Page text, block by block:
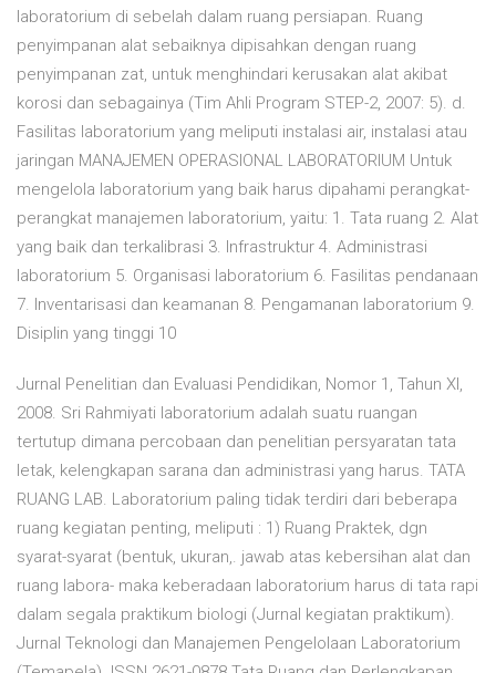
laboratorium di sebelah dalam ruang persiapan. Ruang
penyimpanan alat sebaiknya dipisahkan dengan ruang
penyimpanan zat, untuk menghindari kerusakan alat akibat
korosi dan sebagainya (Tim Ahli Program STEP-2, 2007: 5). d.
Fasilitas laboratorium yang meliputi instalasi air, instalasi atau
jaringan MANAJEMEN OPERASIONAL LABORATORIUM Untuk
mengelola laboratorium yang baik harus dipahami perangkat-
perangkat manajemen laboratorium, yaitu: 1. Tata ruang 2. Alat
yang baik dan terkalibrasi 3. Infrastruktur 4. Administrasi
laboratorium 5. Organisasi laboratorium 6. Fasilitas pendanaan
7. Inventarisasi dan keamanan 8. Pengamanan laboratorium 9.
Disiplin yang tinggi 10
Jurnal Penelitian dan Evaluasi Pendidikan, Nomor 1, Tahun XI,
2008. Sri Rahmiyati laboratorium adalah suatu ruangan
tertutup dimana percobaan dan penelitian persyaratan tata
letak, kelengkapan sarana dan administrasi yang harus. TATA
RUANG LAB. Laboratorium paling tidak terdiri dari beberapa
ruang kegiatan penting, meliputi : 1) Ruang Praktek, dgn
syarat-syarat (bentuk, ukuran,. jawab atas kebersihan alat dan
ruang labora- maka keberadaan laboratorium harus di tata rapi
dalam segala praktikum biologi (Jurnal kegiatan praktikum).
Jurnal Teknologi dan Manajemen Pengelolaan Laboratorium